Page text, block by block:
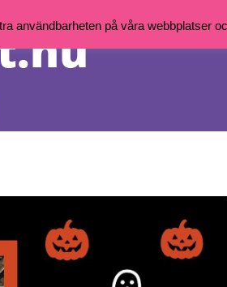
användbarheten på våra webbplatser